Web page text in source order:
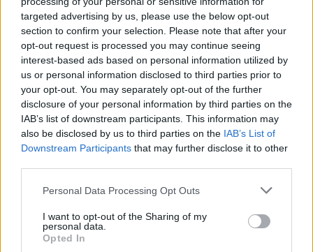
targeted advertising by us, please use the below opt-out
section to confirm your selection. Please note that after your
opt-out request is processed you may continue seeing
interest-based ads based on personal information utilized by
us or personal information disclosed to third parties prior to
your opt-out. You may separately opt-out of the further
disclosure of your personal information by third parties on the
IAB’s list of downstream participants. This information may
also be disclosed by us to third parties on the IAB’s List of
Downstream Participants that may further disclose it to other
Please note that this website/app uses one or more Google
not limited to your visit or usage behaviour. You may click to
grant or deny consent to Google and its third-party tags to
use your data for below specified purposes in below Google
Personal Data Processing Opt Outs
I want to opt-out of the Sharing of my
personal data.
Opted In
Quaison, Anthony Elanga, Dejan Kulusevski, Jesper
Karlsson .
Jöjjenek a beugrók, "az ismeretlen bulldózerek"
A hiányzók miatt a svédek új játékosokhoz nyúltak,
köztük olyanokhoz is, akik eddig maximum az U21-
es válogatottban vagy a hazai bajnokságban
villogtak. A legnagyobb figyelemMomodou
Sonkórairányul, aki Gustaf Nilssont váltotta a
kreativitása és merészsége miatt a svéd sajtó tőle
várja a meglepetést.
Ahogy aFotbollDirekt